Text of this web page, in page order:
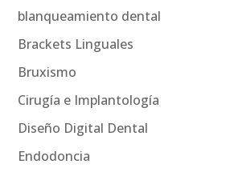
blanqueamiento dental
Brackets Linguales
Bruxismo
Cirugía e Implantología
Diseño Digital Dental
Endodoncia